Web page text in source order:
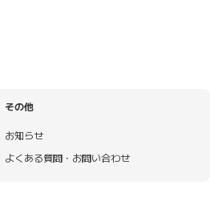
その他
お知らせ
よくある質問・お問い合わせ